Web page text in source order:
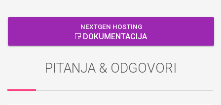
NEXTGEN HOSTING
DOKUMENTACIJA
PITANJA & ODGOVORI